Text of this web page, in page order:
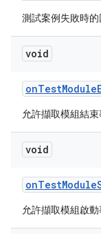
測試案例失敗時的
void
onTestModule
允許擷取模組結束
void
onTestModule
允許擷取模組啟動